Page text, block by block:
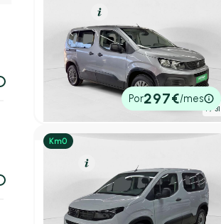
1/ 31
Peugeot Rifter
e-Rifter Active Pack Standard
100kW
21.000 km136cvAutomático
Por297€/mes
Peugeot Rifter
1.5 BLUEHDI 100 ACTIVE BUSSINES
STD 4P (N1) (KMO)